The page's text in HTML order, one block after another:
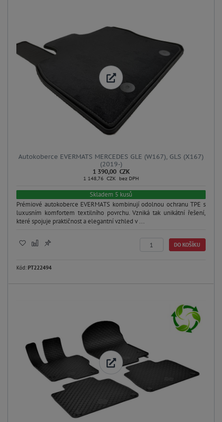
Autokoberce EVERMATS MERCEDES GLE (W167), GLS (X167)
(2019-)
1 390,00 CZK
1 148,76 CZK bez DPH
Skladem 5 kusů
Prémiové autokoberce EVERMATS kombinují odolnou ochranu TPE s
luxusním komfortem textilního povrchu. Vzniká tak unikátní řešení,
které spojuje praktičnost a elegantní vzhled v ...
DO KOŠÍKU
Kód: PT222494